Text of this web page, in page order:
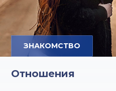
ЗНАКОМСТВО
Отношения